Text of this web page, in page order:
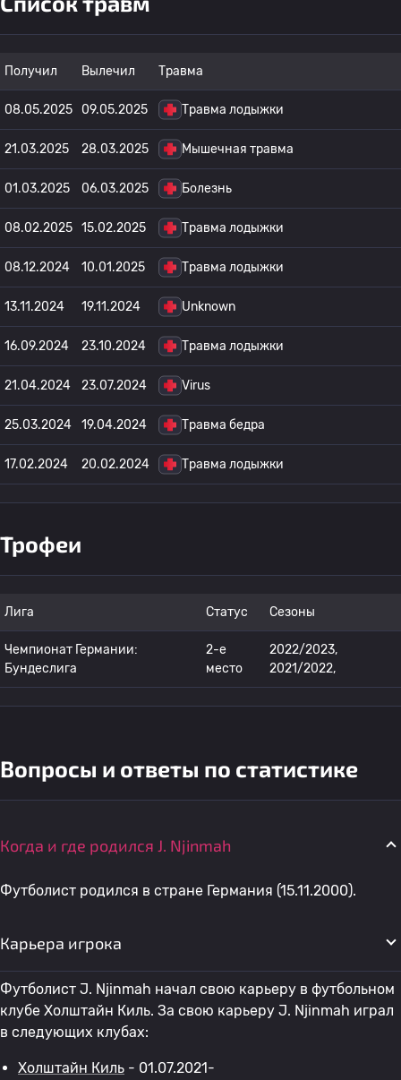
Получил Вылечил Травма
08.05.2025 09.05.2025 Травма лодыжки
21.03.2025 28.03.2025 Мышечная травма
01.03.2025 06.03.2025 Болезнь
08.02.2025 15.02.2025 Травма лодыжки
08.12.2024 10.01.2025 Травма лодыжки
13.11.2024 19.11.2024 Unknown
16.09.2024 23.10.2024 Травма лодыжки
21.04.2024 23.07.2024 Virus
25.03.2024 19.04.2024 Травма бедра
17.02.2024 20.02.2024 Травма лодыжки
Трофеи
Лига Статус Сезоны
Чемпионат Германии:
Бундеслига
2-е
место
2022/2023,
2021/2022,
Вопросы и ответы по статистике
Когда и где родился J. Njinmah
Футболист родился в стране Германия (15.11.2000).
Карьера игрока
Футболист J. Njinmah начал свою карьеру в футбольном
клубе Холштайн Киль. За свою карьеру J. Njinmah играл
в следующих клубах:
Холштайн Киль - 01.07.2021-